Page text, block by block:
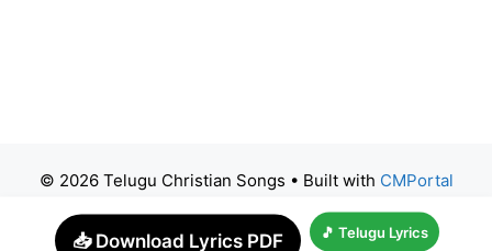
© 2026 Telugu Christian Songs • Built with CMPortal
📥 Download Lyrics PDF 🎵 Telugu Lyrics